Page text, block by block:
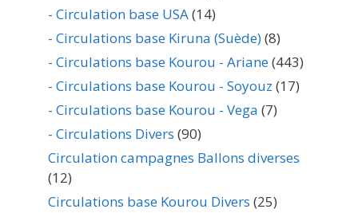
- Circulation base USA(14)
- Circulations base Kiruna (Suède)(8)
- Circulations base Kourou - Ariane(443)
- Circulations base Kourou - Soyouz (17)
- Circulations base Kourou - Vega (7)
- Circulations Divers (90)
Circulation campagnes Ballons diverses
(12)
Circulations base Kourou Divers (25)